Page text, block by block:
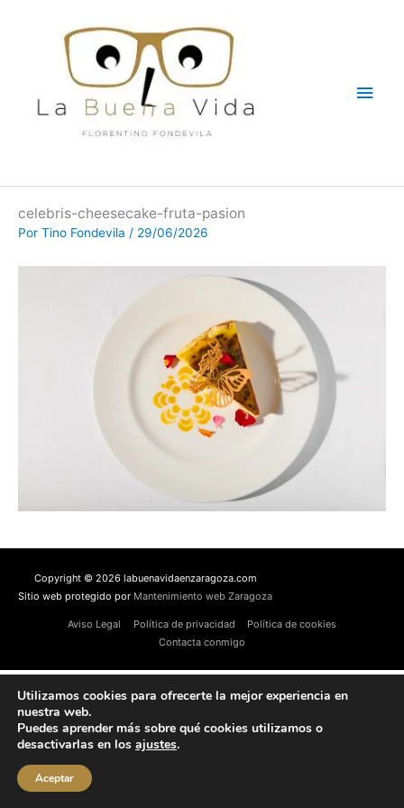
celebris-cheesecake-fruta-pasion
Por Tino Fondevila / 29/06/2026
Copyright © 2026 labuenavidaenzaragoza.com
Sitio web protegido por Mantenimiento web Zaragoza
Aviso Legal Política de privacidad
Política de cookies
Contacta conmigo
Utilizamos cookies para ofrecerte la mejor experiencia en
nuestra web.
Puedes aprender más sobre qué cookies utilizamos o
desactivarlas en los ajustes.
Aceptar